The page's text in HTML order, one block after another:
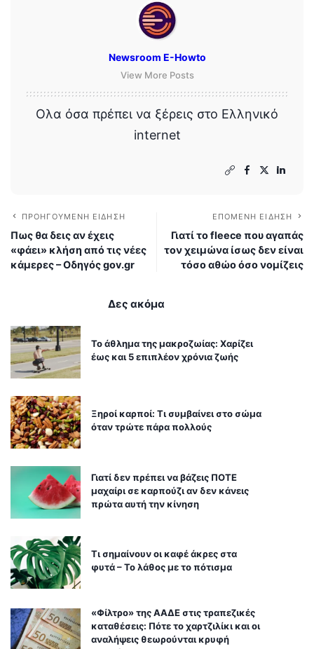
Newsroom E-Howto
View More Posts
Ολα όσα πρέπει να ξέρεις στο Ελληνικό
internet
ΠΡΟΗΓΟΎΜΕΝΗ ΕΊΔΗΣΗ
Πως θα δεις αν έχεις
«φάει» κλήση από τις νέες
κάμερες – Οδηγός gov.gr
ΕΠΌΜΕΝΗ ΕΊΔΗΣΗ
Γιατί το fleece που αγαπάς
τον χειμώνα ίσως δεν είναι
τόσο αθώο όσο νομίζεις
Δες ακόμα
Το άθλημα της μακροζωίας: Χαρίζει
έως και 5 επιπλέον χρόνια ζωής
Ξηροί καρποί: Τι συμβαίνει στο σώμα
όταν τρώτε πάρα πολλούς
Γιατί δεν πρέπει να βάζεις ΠΟΤΕ
μαχαίρι σε καρπούζι αν δεν κάνεις
πρώτα αυτή την κίνηση
Τι σημαίνουν οι καφέ άκρες στα
φυτά – Το λάθος με το πότισμα
«Φίλτρο» της ΑΑΔΕ στις τραπεζικές
καταθέσεις: Πότε το χαρτζιλίκι και οι
αναλήψεις θεωρούνται κρυφή